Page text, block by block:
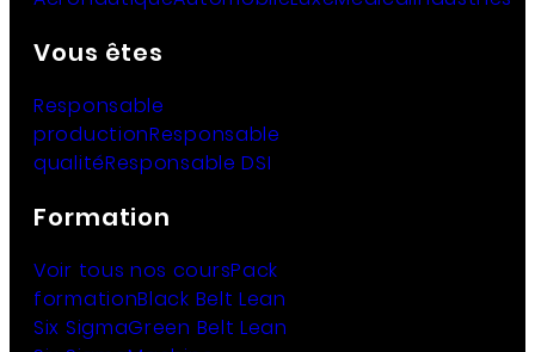
Vous êtes
Responsable
productionResponsable
qualitéResponsable DSI
Formation
Voir tous nos coursPack
formationBlack Belt Lean
Six SigmaGreen Belt Lean